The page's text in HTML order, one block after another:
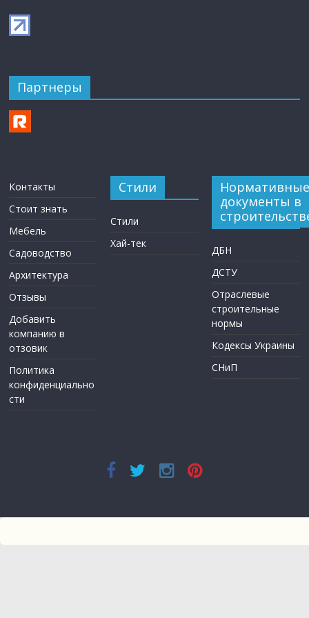
Партнеры
Контакты
Стоит знать
Мебель
Садоводство
Архитектура
Отзывы
Добавить
компанию в
отзовик
Политика
конфиденциально
сти
Стили
Стили
Хай-тек
Нормативные
документы в
ДБН
ДСТУ
Отраслевые
строительные
нормы
Кодексы Украины
СНиП